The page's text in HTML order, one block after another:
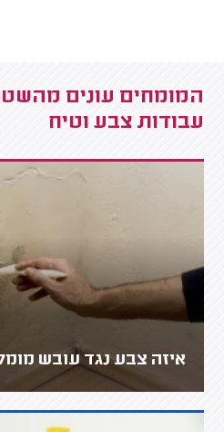
המומחים עונים
עבודות צבע וטיח
איזה צבע נגד עובש